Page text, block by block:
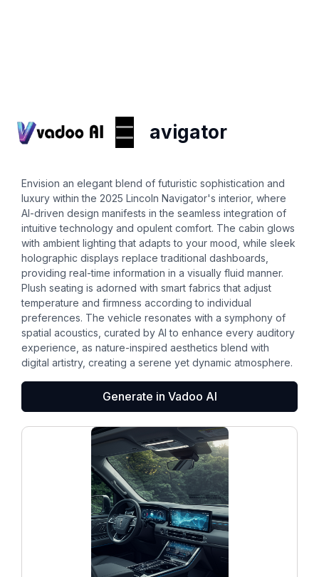
2025 lincoln navigator
Envision an elegant blend of futuristic sophistication and
luxury within the 2025 Lincoln Navigator's interior, where
AI-driven design manifests in the seamless integration of
intuitive technology and opulent comfort. The cabin glows
with ambient lighting that adapts to your mood, while sleek
holographic displays replace traditional dashboards,
providing real-time information in a visually fluid manner.
Plush seating is adorned with smart fabrics that adjust
temperature and firmness according to individual
preferences. The vehicle resonates with a symphony of
spatial acoustics, curated by AI to enhance every auditory
experience, as nature-inspired aesthetics blend with
digital artistry, creating a serene yet dynamic atmosphere.
Generate in Vadoo AI